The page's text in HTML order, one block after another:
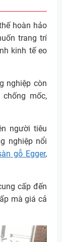
hoàn hảo
trang trí
kinh tế eo
nghiệp còn
mốc,
người tiêu
nghiệp nổi
gỗ Egger,
cấp đến
mà giá cả